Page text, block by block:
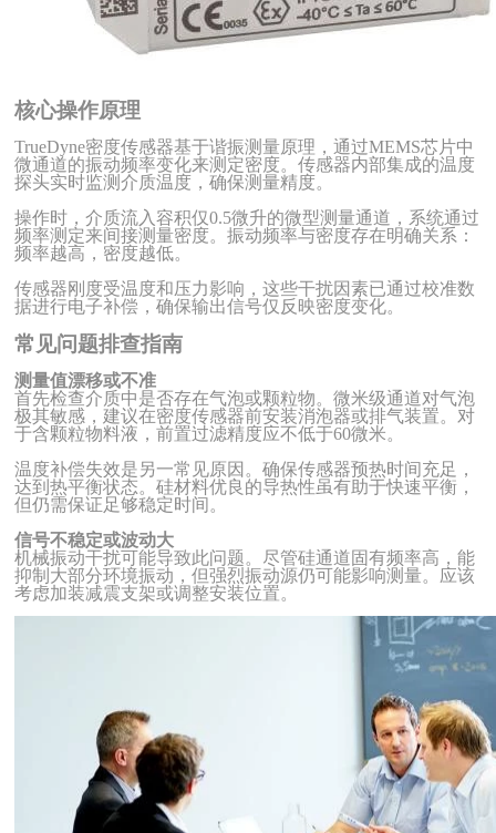
核心操作原理
TrueDyne密度传感器基于谐振测量原理，通过MEMS芯片中
微通道的振动频率变化来测定密度。传感器内部集成的温度
探头实时监测介质温度，确保测量精度。
操作时，介质流入容积仅0.5微升的微型测量通道，系统通过
频率测定来间接测量密度。振动频率与密度存在明确关系：
频率越高，密度越低。
传感器刚度受温度和压力影响，这些干扰因素已通过校准数
据进行电子补偿，确保输出信号仅反映密度变化。
常见问题排查指南
测量值漂移或不准
首先检查介质中是否存在气泡或颗粒物。微米级通道对气泡
极其敏感，建议在密度传感器前安装消泡器或排气装置。对
于含颗粒物料液，前置过滤精度应不低于60微米。
温度补偿失效是另一常见原因。确保传感器预热时间充足，
达到热平衡状态。硅材料优良的导热性虽有助于快速平衡，
但仍需保证足够稳定时间。
信号不稳定或波动大
机械振动干扰可能导致此问题。尽管硅通道固有频率高，能
抑制大部分环境振动，但强烈振动源仍可能影响测量。应该
考虑加装减震支架或调整安装位置。